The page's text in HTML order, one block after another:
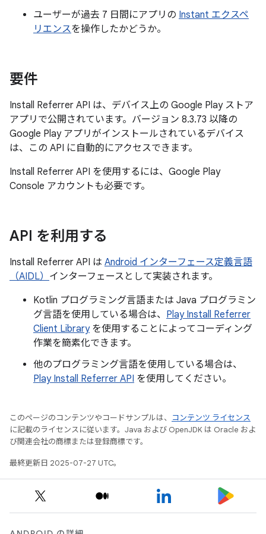
ユーザーが過去 7 日間にアプリの Instant エクスペ
リエンスを操作したかどうか。
要件
Install Referrer API は、デバイス上の Google Play ストア
アプリで公開されています。バージョン 8.3.73 以降の
Google Play アプリがインストールされているデバイス
は、この API に自動的にアクセスできます。
Install Referrer API を使用するには、Google Play
Console アカウントも必要です。
API を利用する
Install Referrer API は Android インターフェース定義言語
（AIDL） インターフェースとして実装されます。
Kotlin プログラミング言語または Java プログラミン
グ言語を使用している場合は、 Play Install Referrer
Client Libraryを使用することによってコーディング
作業を簡素化できます。
他のプログラミング言語を使用している場合は、
Play Install Referrer API を使用してください。
このページのコンテンツやコードサンプルは、
コンテンツ ライセンス
に記載のライセンスに従います。Java および OpenJDK は Oracle およ
び関連会社の商標または登録商標です。
最終更新日 2025-07-27 UTC。